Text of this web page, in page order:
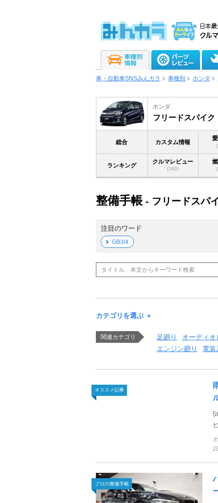
車・自動車SNSみんカラ 車種別 ホンダ
ホンダ
フリードスパイク
総合 カスタム情報
ランキング
クルマレビュー
(160)
整備手帳 - フリードスパ
注目のワード
GB3/4
カテゴリを選ぶ ＋
関連カテゴリ 足廻り
オーディ
エンジン廻り
電装
オススメ記事
プロの整備手帳